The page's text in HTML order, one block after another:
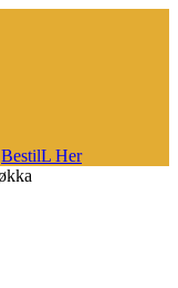
BestilL Her